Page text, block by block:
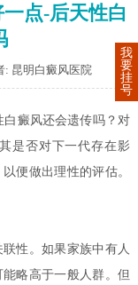
点-后天性白
: 昆明白癜风医院
癜风还会遗传吗？对
是否对下一代存在影
便做出理性的评估。
性。如果家族中有人
略高于一般人群。但
我
要
挂
号